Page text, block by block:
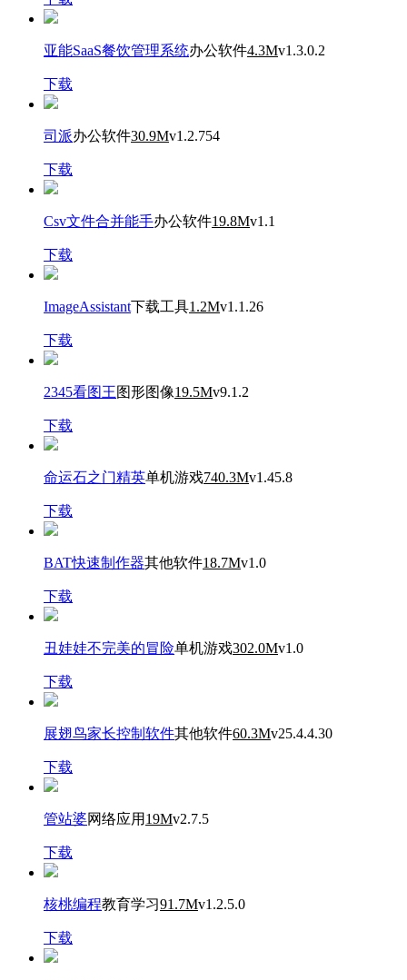
亚能SaaS餐饮管理系统办公软件4.3Mv1.3.0.2
下载
司派办公软件30.9Mv1.2.754
下载
Csv文件合并能手办公软件19.8Mv1.1
下载
ImageAssistant下载工具1.2Mv1.1.26
下载
2345看图王图形图像19.5Mv9.1.2
下载
命运石之门精英单机游戏740.3Mv1.45.8
下载
BAT快速制作器其他软件18.7Mv1.0
下载
丑娃娃不完美的冒险单机游戏302.0Mv1.0
下载
展翅鸟家长控制软件其他软件60.3Mv25.4.4.30
下载
管站婆网络应用 19Mv2.7.5
下载
核桃编程教育学习91.7Mv1.2.5.0
下载